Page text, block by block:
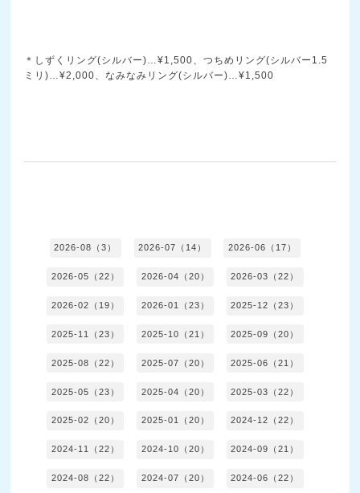
＊しずくリング(シルバー)…¥1,500、つちめリング(シルバー1.5
ミリ)…¥2,000、なみなみリング(シルバー)…¥1,500
2026-08（3） 2026-07（14） 2026-06（17）
2026-05（22） 2026-04（20） 2026-03（22）
2026-02（19） 2026-01（23） 2025-12（23）
2025-11（23） 2025-10（21） 2025-09（20）
2025-08（22） 2025-07（20） 2025-06（21）
2025-05（23） 2025-04（20） 2025-03（22）
2025-02（20） 2025-01（20） 2024-12（22）
2024-11（22） 2024-10（20） 2024-09（21）
2024-08（22） 2024-07（20） 2024-06（22）